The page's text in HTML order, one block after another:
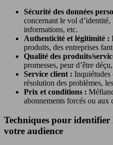
Sécurité des données
concernant le vol
informations, etc.
Authenticité et légitimité :
produits, des entreprises
Qualité des produits/
promesses, peur d’être
Service client : Inquiétudes
résolution des problèmes,
Prix et conditions :
abonnements forcés ou aux
Techniques pour identifier
votre audience